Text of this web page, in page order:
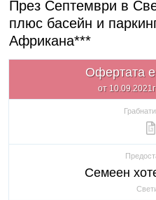
През Септември в
плюс басейн и
Африкана***
Офертата е
от
Семеен